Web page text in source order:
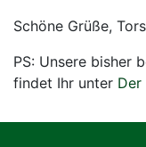
Schöne Grüße,
PS: Unsere bisher
findet Ihr unter Der